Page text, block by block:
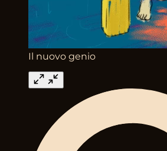
Il nuovo genio